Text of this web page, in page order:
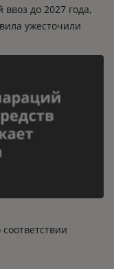
до 2027 года,
ужесточили